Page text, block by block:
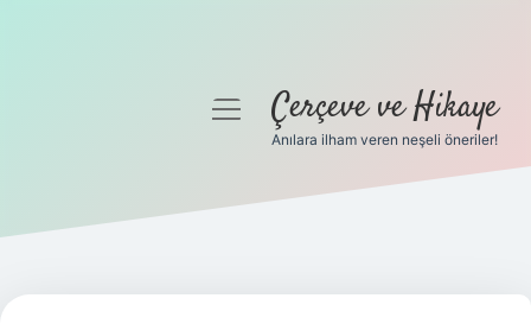
Gizlilik Politikası
Yasal Uyarı
menüyüÇerçeve ve Hikaye
Anılara ilham veren neşeli öneriler!